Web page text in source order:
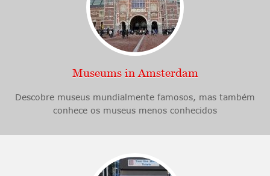
Museums in Amsterdam
Descobre museus mundialmente famosos, mas também
conhece os museus menos conhecidos